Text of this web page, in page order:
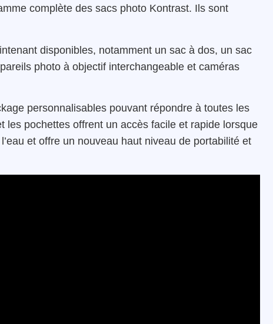
complète des sacs photo Kontrast. Ils sont
disponibles, notamment un sac à dos, un sac
photo à objectif interchangeable et caméras
personnalisables pouvant répondre à toutes les
pochettes offrent un accès facile et rapide lorsque
et offre un nouveau haut niveau de portabilité et